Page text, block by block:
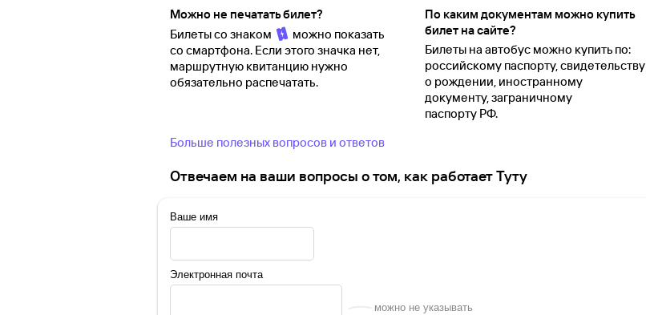
Можно не печатать билет?
Билеты со знаком
можно показать
со смартфона. Если этого значка нет,
маршрутную квитанцию нужно
обязательно распечатать.
По каким документам можно купить
билет на сайте?
Билеты на автобус можно купить по:
российскому паспорту, свидетельству
о рождении, иностранному
документу, заграничному
паспорту РФ.
Больше полезных вопросов и ответов
Отвечаем на ваши вопросы о том, как работает Туту
Ваше имя
Электронная почта
можно не указывать